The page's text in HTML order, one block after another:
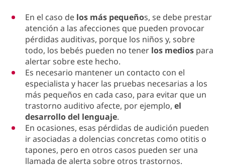
En el caso de los más pequeños, se debe prestar
atención a las afecciones que pueden provocar
pérdidas auditivas, porque los niños y, sobre
todo, los bebés pueden no tener los medios para
alertar sobre este hecho.
Es necesario mantener un contacto con el
especialista y hacer las pruebas necesarias a los
más pequeños en cada caso, para evitar que un
trastorno auditivo afecte, por ejemplo, el
desarrollo del lenguaje.
En ocasiones, esas pérdidas de audición pueden
ir asociadas a dolencias concretas como otitis o
tapones, pero en otros casos pueden ser una
llamada de alerta sobre otros trastornos.